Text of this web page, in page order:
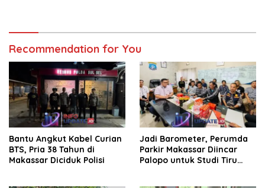
Recommendation for You
Bantu Angkut Kabel Curian
BTS, Pria 38 Tahun di
Makassar Diciduk Polisi
Jadi Barometer, Perumda
Parkir Makassar Diincar
Palopo untuk Studi Tiru